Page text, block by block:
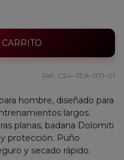
Ref: C24-TEA-071-01
hombre, diseñado para
largos.
planas, badana Dolomiti
protección. Puño
y secado rápido.